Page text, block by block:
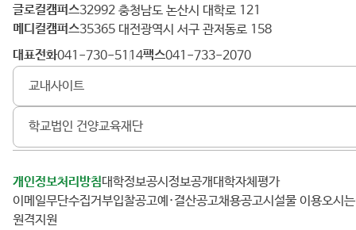
건
양
대
학
글로컬캠퍼스 32992 충청남도 논산시 대학로 121
메디컬캠퍼스 35365 대전광역시 서구 관저동로 158
대표전화 041-730-5114 팩스 041-733-2070
교내사이트
학교법인 건양교육재단
개인정보처리방침 대학정보공시 정보공개
대학자체평가
이메일무단수집거부
입찰공고 예·결산공고 채용공고 시설물 이용
오시
원격지원